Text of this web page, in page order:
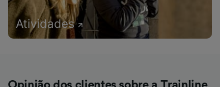
Atividades